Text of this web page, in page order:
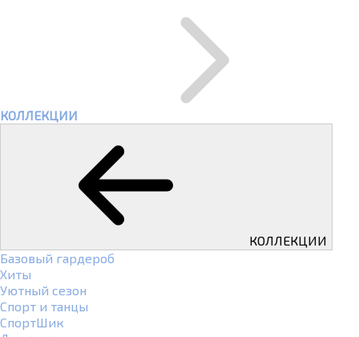
КОЛЛЕКЦИИ
КОЛЛЕКЦИИ
Базовый гардероб
Хиты
Уютный сезон
Спорт и танцы
СпортШик